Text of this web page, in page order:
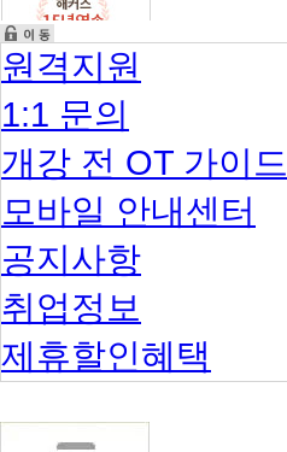
원격지원
1:1 문의
개강 전 OT 가이드
모바일 안내센터
공지사항
취업정보
제휴할인혜택